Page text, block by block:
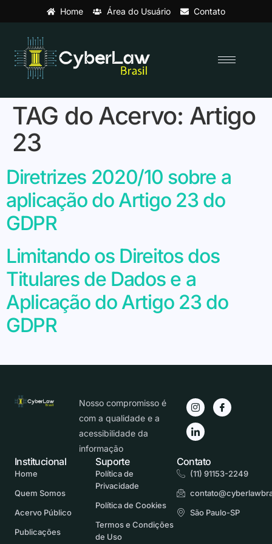
Home Área do Usuário Contato
TAG do Acervo: Artigo
23
Diretrizes 2020/10 sobre a
aplicação do Artigo 23 do
GDPR
Limitando os Direitos dos
Titulares de Dados e a
Aplicação do Artigo 23 do
GDPR
Nosso compromisso é
com a qualidade e a
acessibilidade da
informação
Suporte
Política de
Privacidade
Política de Cookies
Termos e Condições
de Uso
Contato
(11) 91153-2249
São Paulo-SP
Institucional
Home
Quem Somos
Acervo Público
Publicações